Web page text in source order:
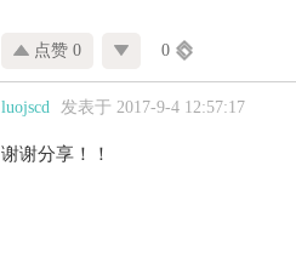
点赞 0 0
luojscd 发表于 2017-9-4 12:57:17
谢谢分享！！